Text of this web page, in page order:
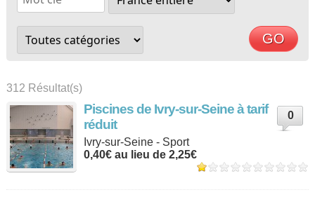
312 Résultat(s)
Piscines de Ivry-sur-Seine à tarif
réduit
0
Ivry-sur-Seine - Sport
0,40€ au lieu de 2,25€